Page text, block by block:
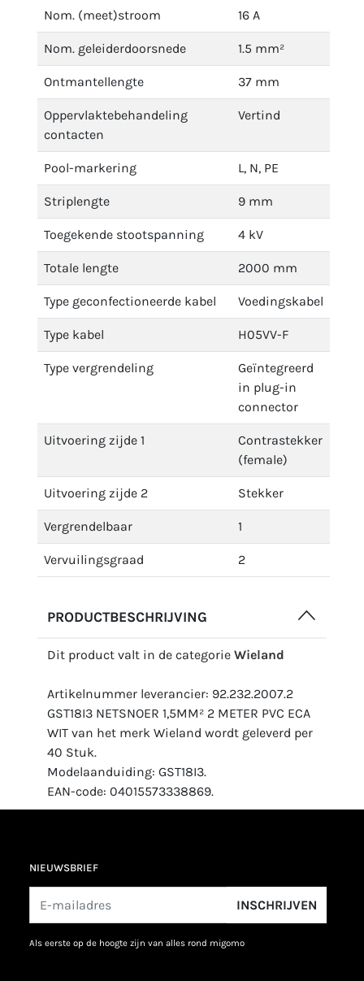
Nom. (meet)stroom 16 A
Nom. geleiderdoorsnede 1.5 mm²
Ontmantellengte 37 mm
Oppervlaktebehandeling
contacten
Vertind
Pool-markering L, N, PE
Striplengte 9 mm
Toegekende stootspanning 4 kV
Totale lengte 2000 mm
Type geconfectioneerde kabel Voedingskabel
Type kabel H05VV-F
Type vergrendeling
Geïntegreerd
in plug-in
connector
Uitvoering zijde 1
Contrastekker
(female)
Uitvoering zijde 2 Stekker
Vergrendelbaar 1
Vervuilingsgraad 2
PRODUCTBESCHRIJVING
Dit product valt in de categorie Wieland
Artikelnummer leverancier: 92.232.2007.2
GST18I3 NETSNOER 1,5MM² 2 METER PVC ECA
WIT van het merk Wieland wordt geleverd per
40 Stuk.
Modelaanduiding: GST18I3.
EAN-code: 04015573338869.
NIEUWSBRIEF
INSCHRIJVEN
als eerste op de hoogte zijn van alles rond migomo